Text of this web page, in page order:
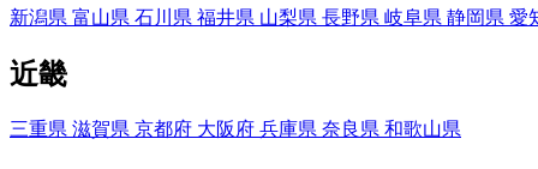
新潟県 富山県 石川県 福井県 山梨県 長野県 岐阜県 静岡県 愛
近畿
三重県 滋賀県 京都府 大阪府 兵庫県 奈良県 和歌山県